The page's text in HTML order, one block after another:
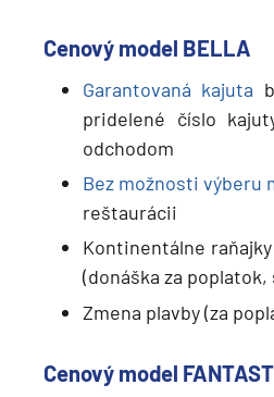
Južná Amerika
Južná Amerika
Arabský polostrov
Červené more
Emiráty a Perzský
Ázia
Ázia
India
Juhovýchodná
Cenový model BELLA
Garantovaná kajuta
pridelené číslo
odchodom
Bez možnosti výberu
reštaurácii
Kontinentálne
(donáška za
Zmena plavby (za
Cenový model